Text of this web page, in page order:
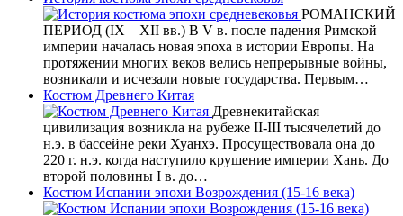
РОМАНСКИЙ
ПЕРИОД (IX—XII вв.) В V в. после падения Римской
империи началась новая эпоха в истории Европы. На
протяжении многих веков велись непрерывные войны,
возникали и исчезали новые государства. Первым…
Костюм Древнего Китая
Древнекитайская
цивилизация возникла на рубеже II-III тысячелетий до
н.э. в бассейне реки Хуанхэ. Просуществовала она до
220 г. н.э. когда наступило крушение империи Хань. До
второй половины I в. до…
Костюм Испании эпохи Возрождения (15-16 века)